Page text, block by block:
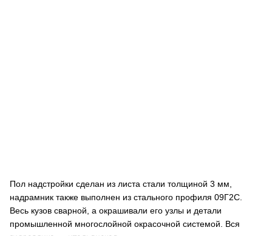
Пол надстройки сделан из листа стали толщиной 3 мм,
надрамник также выполнен из стального профиля 09Г2С.
Весь кузов сварной, а окрашивали его узлы и детали
промышленной многослойной окрасочной системой. Вся